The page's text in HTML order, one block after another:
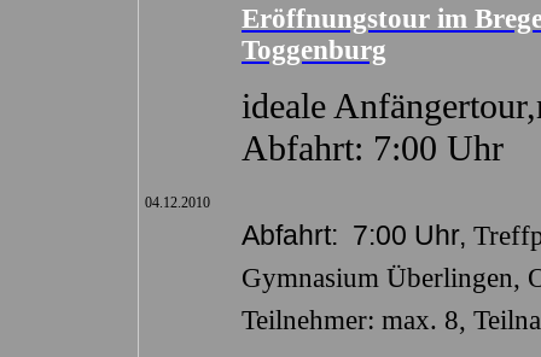
04.12.2010
Eröffnungstour im
Toggenburg
ideale
Abfahrt: 7:00 Uhr
Abfahrt: 7:00 Uhr,
Gymnasium Überlingen,
Teilnehmer: max. 8,